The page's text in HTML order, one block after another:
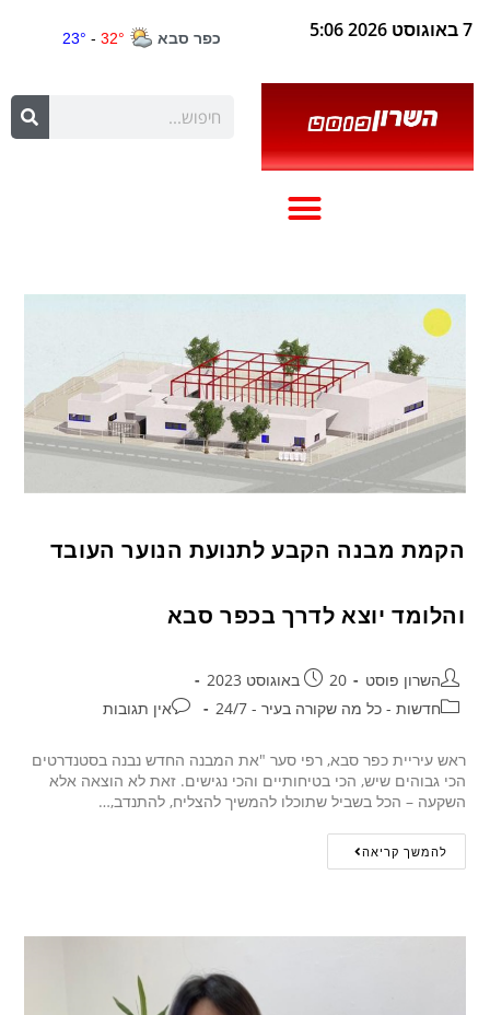
7 באוגוסט 2026 5:06
הקמת מבנה הקבע לתנועת הנוער העובד
והלומד יוצא לדרך בכפר סבא
השרון פוסט
20 באוגוסט 2023
חדשות - כל מה שקורה בעיר - 24/7
אין תגובות
ראש עיריית כפר סבא, רפי סער "את המבנה החדש נבנה בסטנדרטים
הכי גבוהים שיש, הכי בטיחותיים והכי נגישים. זאת לא הוצאה אלא
השקעה – הכל בשביל שתוכלו להמשיך להצליח, להתנדב,…
להמשך קריאה